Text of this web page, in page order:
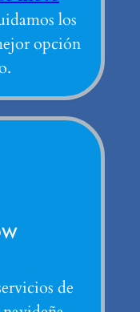
los
opción
de